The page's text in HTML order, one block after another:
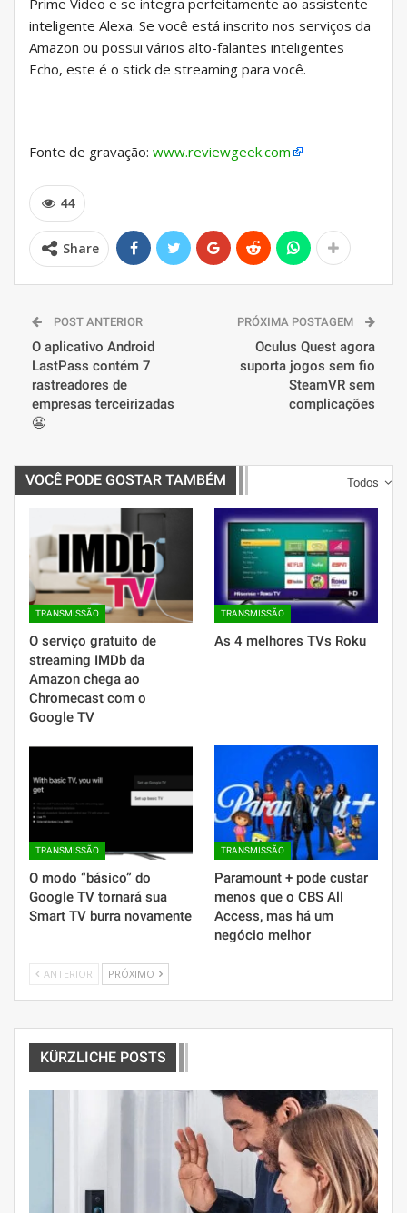
Prime Video e se integra perfeitamente ao assistente
inteligente Alexa. Se você está inscrito nos serviços da
Amazon ou possui vários alto-falantes inteligentes
Echo, este é o stick de streaming para você.
Fonte de gravação: www.reviewgeek.com
44
Share
POST ANTERIOR
O aplicativo Android
LastPass contém 7
rastreadores de
empresas terceirizadas
😬
PRÓXIMA POSTAGEM
Oculus Quest agora
suporta jogos sem fio
SteamVR sem
complicações
Todos
VOCÊ PODE GOSTAR TAMBÉM
TRANSMISSÃO
O serviço gratuito de
streaming IMDb da
Amazon chega ao
Chromecast com o
Google TV
TRANSMISSÃO
As 4 melhores TVs Roku
TRANSMISSÃO
O modo “básico” do
Google TV tornará sua
Smart TV burra novamente
TRANSMISSÃO
Paramount + pode custar
menos que o CBS All
Access, mas há um
negócio melhor
ANTERIOR PRÓXIMO
KÜRZLICHE POSTS